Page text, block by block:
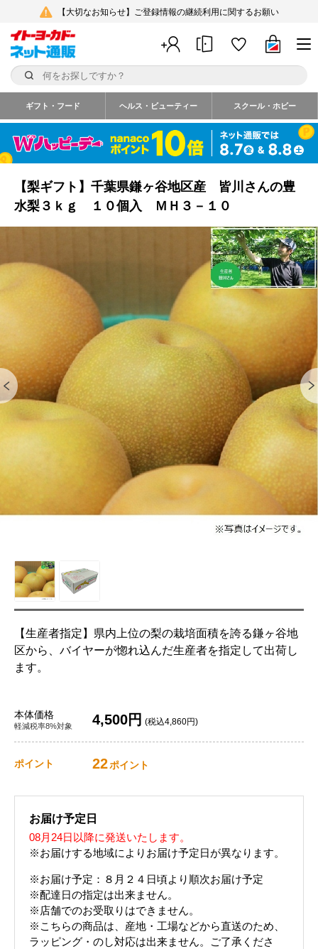
【大切なお知らせ】ご登録情報の継続利用に関するお願い
ギフト・フード ヘルス・ビューティー スクール・ホビー
【梨ギフト】千葉県鎌ヶ谷地区産 皆川さんの豊
水梨３ｋｇ １０個入 ＭＨ３－１０
【生産者指定】県内上位の梨の栽培面積を誇る鎌ヶ谷地
区から、バイヤーが惚れ込んだ生産者を指定して出荷し
ます。
本体価格
軽減税率8%対象 4,500円 (税込4,860円)
ポイント 22ポイント
お届け予定日
08月24日以降に発送いたします。
※お届けする地域によりお届け予定日が異なります。
※お届け予定：８月２４日頃より順次お届け予定
※配達日の指定は出来ません。
※店舗でのお受取りはできません。
※こちらの商品は、産地・工場などから直送のため、
ラッピング・のし対応は出来ません。ご了承くださ